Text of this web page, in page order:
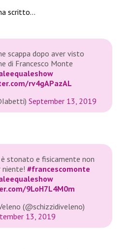
scritto…
scappa dopo aver visto
di Francesco Monte
rv4gAPazAL
September 13, 2019
è stonato e fisicamente non
niente! #francescomonte
9LoH7L4M0m
(@schizzidiveleno)
13, 2019